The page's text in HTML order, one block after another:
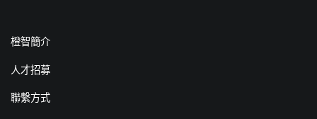
橙智簡介
人才招募
聯繫方式